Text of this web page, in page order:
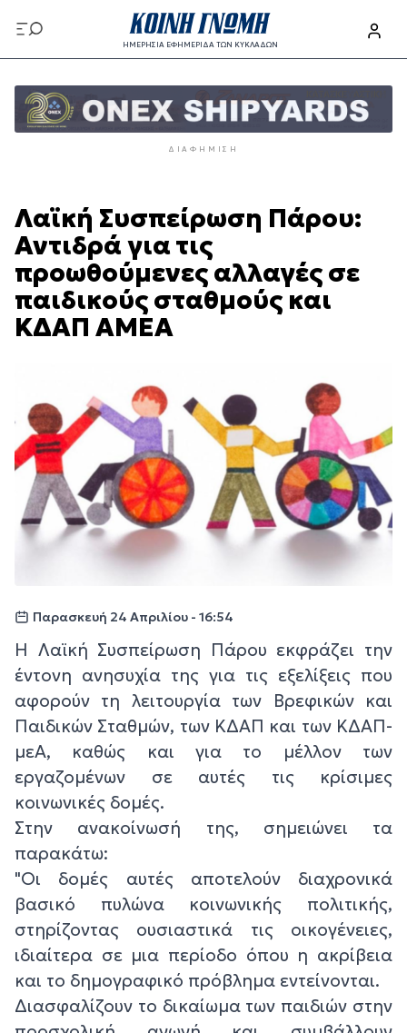
προς
το
περιεχόμενο
ΗΜΕΡΗΣΙΑ ΕΦΗΜΕΡΙΔΑ ΤΩΝ ΚΥΚΛΑΔΩΝ
προς
κυρίως
ΔΙΑΦΉΜΙΣΗ
Λαϊκή Συσπείρωση Πάρου:
Αντιδρά για τις
προωθούμενες αλλαγές σε
παιδικούς σταθμούς και
ΚΔΑΠ ΑΜΕΑ
Παρασκευή 24 Απριλίου - 16:54
Η Λαϊκή Συσπείρωση Πάρου εκφράζει την
έντονη ανησυχία της για τις εξελίξεις που
αφορούν τη λειτουργία των Βρεφικών και
Παιδικών Σταθμών, των ΚΔΑΠ και των ΚΔΑΠ-
μεΑ, καθώς και για το μέλλον των
εργαζομένων σε αυτές τις κρίσιμες
κοινωνικές δομές.
Στην ανακοίνωσή της, σημειώνει τα
παρακάτω:
"Οι δομές αυτές αποτελούν διαχρονικά
βασικό πυλώνα κοινωνικής πολιτικής,
στηρίζοντας ουσιαστικά τις οικογένειες,
ιδιαίτερα σε μια περίοδο όπου η ακρίβεια
και το δημογραφικό πρόβλημα εντείνονται.
Διασφαλίζουν το δικαίωμα των παιδιών στην